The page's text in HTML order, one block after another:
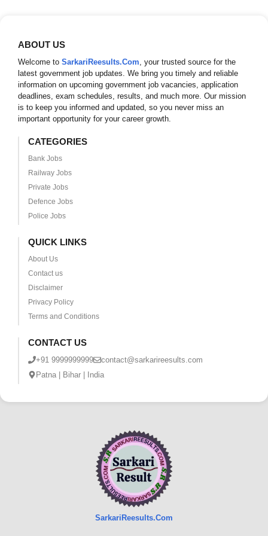
ABOUT US
Welcome to SarkariReesults.Com , your trusted source for the
latest government job updates. We bring you timely and reliable
information on upcoming government job vacancies, application
deadlines, exam schedules, results, and much more. Our mission
is to keep you informed and updated, so you never miss an
important opportunity for your career growth.
CATEGORIES
Bank Jobs
Railway Jobs
Private Jobs
Defence Jobs
Police Jobs
QUICK LINKS
About Us
Contact us
Disclaimer
Privacy Policy
Terms and Conditions
CONTACT US
+91 9999999999
contact@sarkarireesults.com
Patna | Bihar | India
SarkariReesults.Com